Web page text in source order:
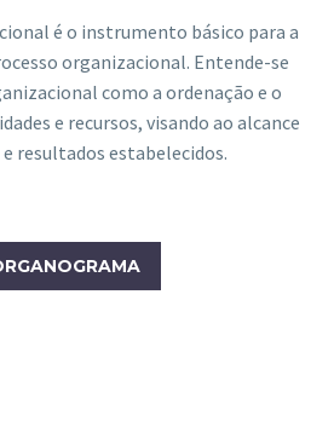
é o instrumento básico para a
organizacional. Entende-se
como a ordenação e o
e recursos, visando ao alcance
resultados estabelecidos.